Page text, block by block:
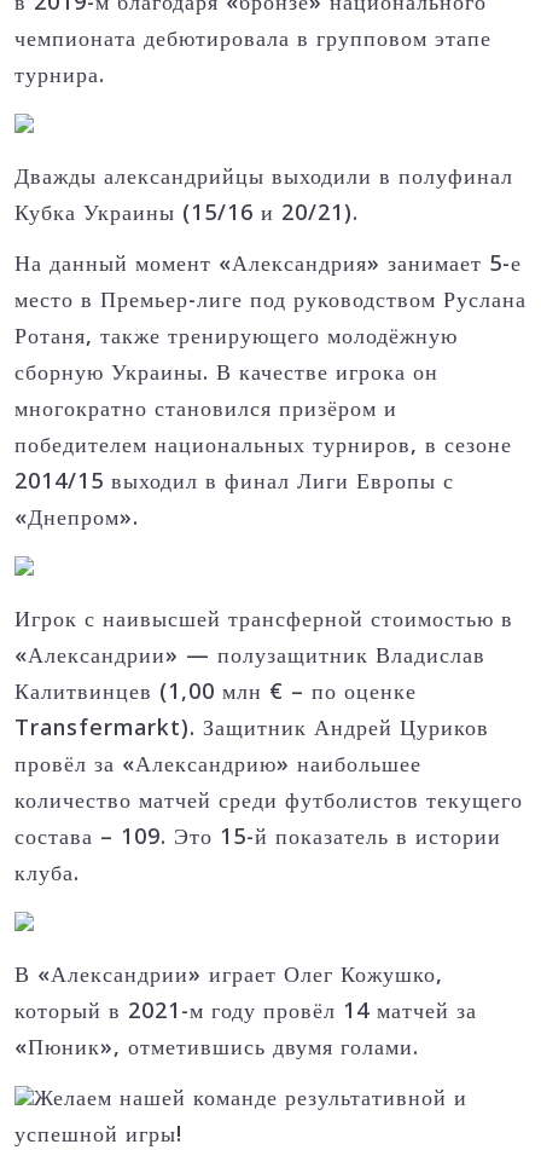
чемпионата дебютировала в групповом этапе
турнира.
Дважды александрийцы выходили в полуфинал
Кубка Украины (15/16 и 20/21).
На данный момент «Александрия» занимает 5-е
место в Премьер-лиге под руководством Руслана
Ротаня, также тренирующего молодёжную
сборную Украины. В качестве игрока он
многократно становился призёром и
победителем национальных турниров, в сезоне
2014/15 выходил в финал Лиги Европы с
«Днепром».
Игрок с наивысшей трансферной стоимостью в
«Александрии» — полузащитник Владислав
Калитвинцев (1,00 млн € – по оценке
Transfermarkt). Защитник Андрей Цуриков
провёл за «Александрию» наибольшее
количество матчей среди футболистов текущего
состава – 109. Это 15-й показатель в истории
клуба.
В «Александрии» играет Олег Кожушко,
который в 2021-м году провёл 14 матчей за
«Пюник», отметившись двумя голами.
Желаем нашей команде результативной и
успешной игры!